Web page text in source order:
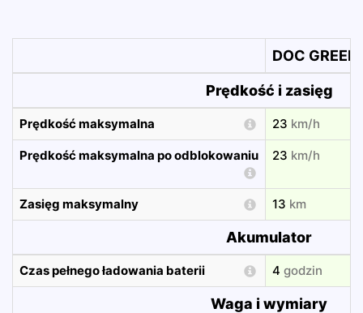
DOC
Prędkość i zasięg
Prędkość maksymalna 23 km/h
Prędkość maksymalna po odblokowaniu 23 km/h
Zasięg maksymalny 13 km
Akumulator
Czas pełnego ładowania baterii 4 godzin
Waga i wymiary